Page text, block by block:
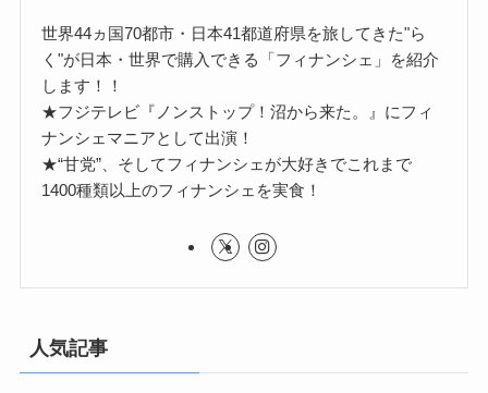
世界44ヵ国70都市・日本41都道府県を旅してきた"ら
く"が日本・世界で購入できる「フィナンシェ」を紹介
します！！
★フジテレビ『ノンストップ！沼から来た。』にフィ
ナンシェマニアとして出演！
★“甘党”、そしてフィナンシェが大好きでこれまで
1400種類以上のフィナンシェを実食！
人気記事